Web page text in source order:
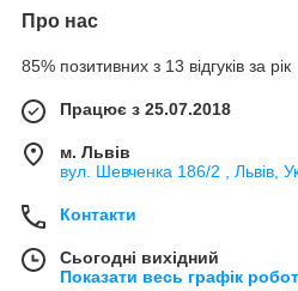
Про нас
85% позитивних з 13 відгуків за рік
Працює з 25.07.2018
м. Львів
вул. Шевченка 186/2 , Львів,
Контакти
Сьогодні вихідний
Показати весь графік